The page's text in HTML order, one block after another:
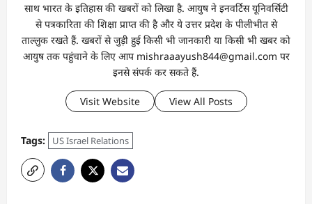
साथ भारत के इतिहास की खबरों को लिखा है. आयुष ने इनवर्टिस यूनिवर्सिटी
से पत्रकारिता की शिक्षा प्राप्त की है और ये उत्तर प्रदेश के पीलीभीत से
ताल्लुक रखते हैं. खबरों से जुड़ी हुई किसी भी जानकारी या किसी भी खबर को
आयुष तक पहुंचाने के लिए आप mishraaayush844@gmail.com पर
इनसे संपर्क कर सकते हैं.
Visit Website View All Posts
Tags: US Israel Relations